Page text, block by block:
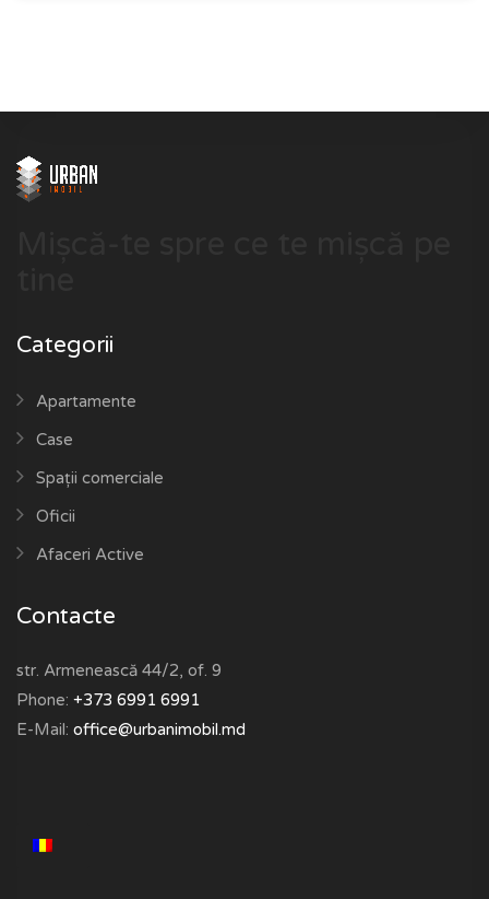
Categorii
Apartamente
Case
Spații comerciale
Oficii
Afaceri Active
Contacte
str. Armenească 44/2, of. 9
Phone: +373 6991 6991
E-Mail: office@urbanimobil.md